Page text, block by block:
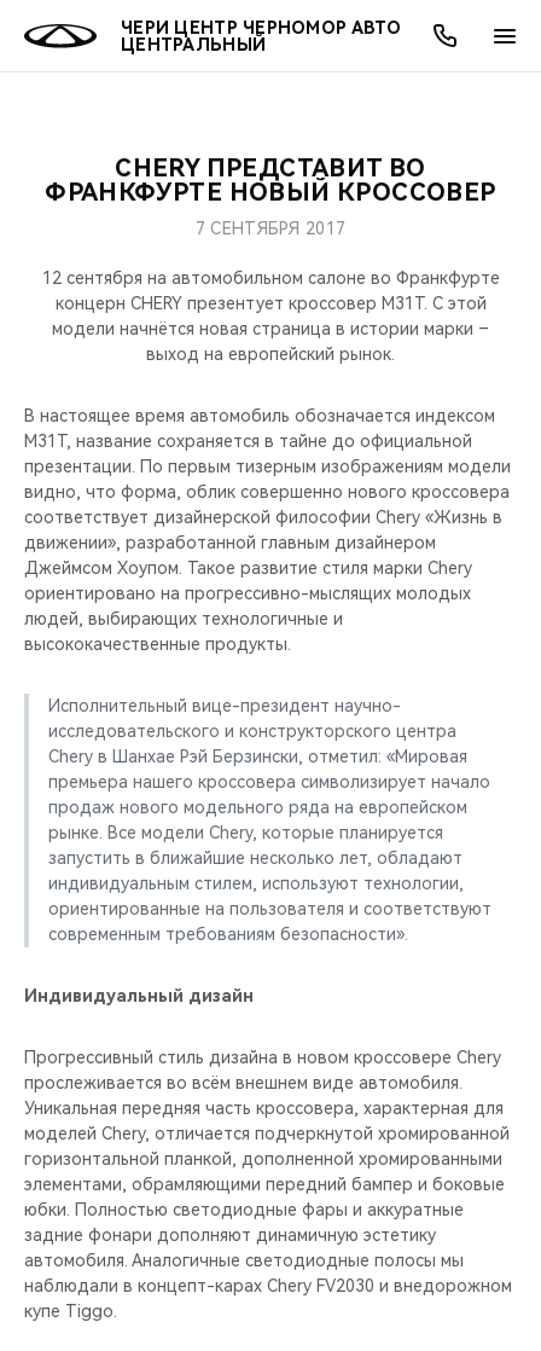
ЧЕРИ ЦЕНТР ЧЕРНОМОР АВТО
ЦЕНТРАЛЬНЫЙ
МОДЕЛИ
КРОССОВЕРЫ
НОВИНКИ
О КОМПАНИИ
МЫ В СОЦСЕТЯХ
ПОКУПАТЕЛЯМ
КРЕДИТ И СТРАХОВАНИЕ
ВЛАДЕЛЬЦАМ
ЗАПЧАСТИ И АКСЕССУАРЫ
ТЕХНИЧЕСКОЕ ОБСЛУЖИВАНИЕ
МИР CHERY
CHERY В СОЦСЕТЯХ
БЛАГОТВОРИТЕЛЬНОСТЬ
CHERY И СПОРТ
CHERY REMOTE
CHERY CONNECT
CHERY ДЛЯ ДЕТЕЙ
ОНЛАЙН СЕРВИСЫ
CHERY ПРЕДСТАВИТ ВО
ФРАНКФУРТЕ НОВЫЙ КРОССОВЕР
7 СЕНТЯБРЯ 2017
12 сентября на автомобильном салоне во Франкфурте
концерн CHERY презентует кроссовер M31T. С этой
модели начнётся новая страница в истории марки –
выход на европейский рынок.
В настоящее время автомобиль обозначается индексом
M31T, название сохраняется в тайне до официальной
презентации. По первым тизерным изображениям модели
видно, что форма, облик совершенно нового кроссовера
соответствует дизайнерской философии Chery «Жизнь в
движении», разработанной главным дизайнером
Джеймсом Хоупом. Такое развитие стиля марки Chery
ориентировано на прогрессивно-мыслящих молодых
людей, выбирающих технологичные и
высококачественные продукты.
Исполнительный вице-президент научно-
исследовательского и конструкторского центра
Chery в Шанхае Рэй Берзински, отметил: «Мировая
премьера нашего кроссовера символизирует начало
продаж нового модельного ряда на европейском
рынке. Все модели Chery, которые планируется
запустить в ближайшие несколько лет, обладают
индивидуальным стилем, используют технологии,
ориентированные на пользователя и соответствуют
современным требованиям безопасности».
Индивидуальный дизайн
Прогрессивный стиль дизайна в новом кроссовере Chery
прослеживается во всём внешнем виде автомобиля.
Уникальная передняя часть кроссовера, характерная для
моделей Chery, отличается подчеркнутой хромированной
горизонтальной планкой, дополненной хромированными
элементами, обрамляющими передний бампер и боковые
юбки. Полностью светодиодные фары и аккуратные
задние фонари дополняют динамичную эстетику
автомобиля. Аналогичные светодиодные полосы мы
наблюдали в концепт-карах Chery FV2030 и внедорожном
купе Tiggo.